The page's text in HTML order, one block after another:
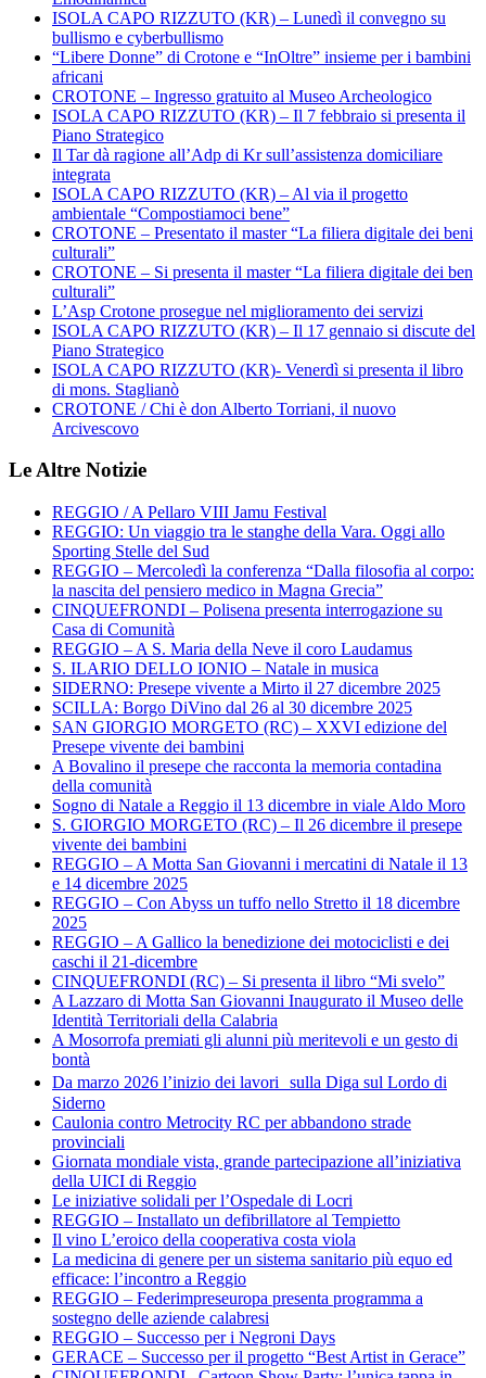
ISOLA CAPO RIZZUTO (KR) – Lunedì il convegno su
bullismo e cyberbullismo
“Libere Donne” di Crotone e “InOltre” insieme per i bambini
africani
CROTONE – Ingresso gratuito al Museo Archeologico
ISOLA CAPO RIZZUTO (KR) – Il 7 febbraio si presenta il
Piano Strategico
Il Tar dà ragione all’Adp di Kr sull’assistenza domiciliare
integrata
ISOLA CAPO RIZZUTO (KR) – Al via il progetto
ambientale “Compostiamoci bene”
CROTONE – Presentato il master “La filiera digitale dei beni
culturali”
CROTONE – Si presenta il master “La filiera digitale dei ben
culturali”
L’Asp Crotone prosegue nel miglioramento dei servizi
ISOLA CAPO RIZZUTO (KR) – Il 17 gennaio si discute del
Piano Strategico
ISOLA CAPO RIZZUTO (KR)- Venerdì si presenta il libro
di mons. Staglianò
CROTONE / Chi è don Alberto Torriani, il nuovo
Arcivescovo
Le Altre Notizie
REGGIO / A Pellaro VIII Jamu Festival
REGGIO: Un viaggio tra le stanghe della Vara. Oggi allo
Sporting Stelle del Sud
REGGIO – Mercoledì la conferenza “Dalla filosofia al corpo:
la nascita del pensiero medico in Magna Grecia”
CINQUEFRONDI – Polisena presenta interrogazione su
Casa di Comunità
REGGIO – A S. Maria della Neve il coro Laudamus
S. ILARIO DELLO IONIO – Natale in musica
SIDERNO: Presepe vivente a Mirto il 27 dicembre 2025
SCILLA: Borgo DiVino dal 26 al 30 dicembre 2025
SAN GIORGIO MORGETO (RC) – XXVI edizione del
Presepe vivente dei bambini
A Bovalino il presepe che racconta la memoria contadina
della comunità
Sogno di Natale a Reggio il 13 dicembre in viale Aldo Moro
S. GIORGIO MORGETO (RC) – Il 26 dicembre il presepe
vivente dei bambini
REGGIO – A Motta San Giovanni i mercatini di Natale il 13
e 14 dicembre 2025
REGGIO – Con Abyss un tuffo nello Stretto il 18 dicembre
2025
REGGIO – A Gallico la benedizione dei motociclisti e dei
caschi il 21-dicembre
CINQUEFRONDI (RC) – Si presenta il libro “Mi svelo”
A Lazzaro di Motta San Giovanni Inaugurato il Museo delle
Identità Territoriali della Calabria
A Mosorrofa premiati gli alunni più meritevoli e un gesto di
bontà
Da marzo 2026 l’inizio dei lavori sulla Diga sul Lordo di
Siderno
Caulonia contro Metrocity RC per abbandono strade
provinciali
Giornata mondiale vista, grande partecipazione all’iniziativa
della UICI di Reggio
Le iniziative solidali per l’Ospedale di Locri
REGGIO – Installato un defibrillatore al Tempietto
Il vino L’eroico della cooperativa costa viola
La medicina di genere per un sistema sanitario più equo ed
efficace: l’incontro a Reggio
REGGIO – Federimpreseuropa presenta programma a
sostegno delle aziende calabresi
REGGIO – Successo per i Negroni Days
GERACE – Successo per il progetto “Best Artist in Gerace”